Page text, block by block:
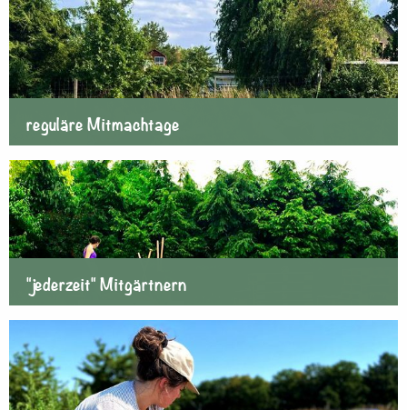
reguläre Mitmachtage
"jederzeit" Mitgärtnern